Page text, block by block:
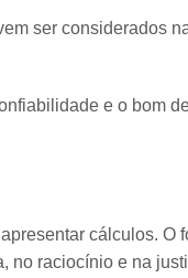
ser considerados
e o bom
cálculos. O
no raciocínio e na